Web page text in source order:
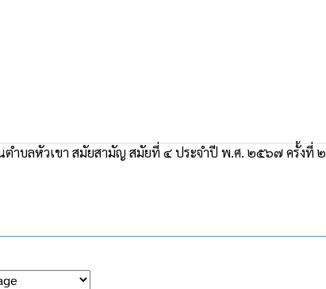
ตำบลหัวเขา สมัยสามัญ สมัยที่ ๔ ประจำปี พ.ศ. ๒๕๖๗ ครั้งที่ ๒